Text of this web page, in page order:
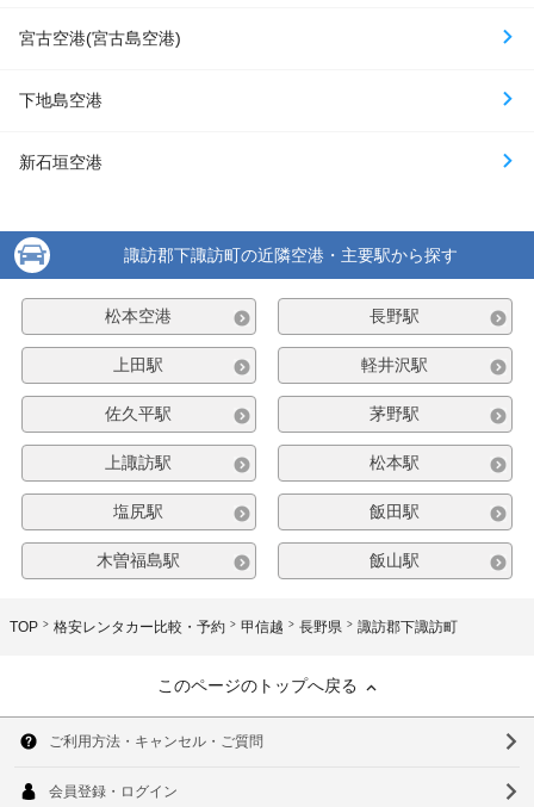
宮古空港(宮古島空港)
下地島空港
新石垣空港
諏訪郡下諏訪町の近隣空港・主要駅から探す
松本空港 長野駅
上田駅 軽井沢駅
佐久平駅 茅野駅
上諏訪駅 松本駅
塩尻駅 飯田駅
木曽福島駅 飯山駅
TOP 格安レンタカー比較・予約 甲信越 長野県 諏訪郡下諏訪町
このページのトップへ戻る